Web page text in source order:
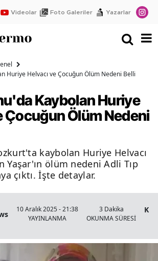
Videolar Foto Galeriler Yazarlar
Huriye Helvacı ve Çocuğun Ölüm Nedeni Belli
Kaybolan Huriye
Çocuğun Ölüm Nedeni
kaybolan Huriye Helvacı
Yaşar'ın ölüm nedeni Adli Tıp
çıktı. İşte detaylar.
10 Aralık 2025 - 21:38
YAYINLANMA
3 Dakika
OKUNMA SÜRESİ